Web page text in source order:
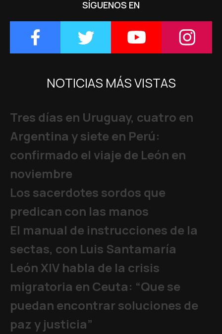
SÍGUENOS EN
NOTICIAS MÁS VISTAS
Tres días en Uruguay, cuatro en
Argentina y siete en Perú:
confirmado el viaje de León en
noviembre
Los sacerdotes sordos que
predican con las manos
El manual de instrucciones de la
sectas, con Luis Santamaría
León XIV habla de la crisis
migratoria en Ceuta: “Que se
puedan encontrar soluciones de
paz y justicia”